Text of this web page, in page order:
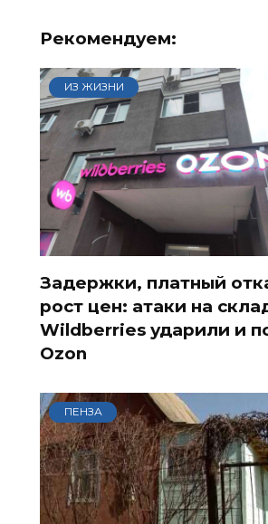
Рекомендуем:
ИЗ ЖИЗНИ
Задержки, платный
рост цен: атаки на
Wildberries ударили и
Ozon
ПЕНЗА